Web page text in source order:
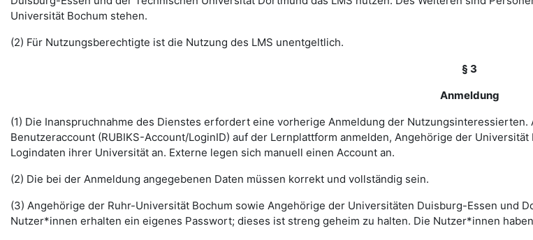
Universität Bochum stehen.
(2) Für Nutzungsberechtigte ist die Nutzung des LMS unentgeltlich.
§ 3
Anmeldung
(1) Die Inanspruchnahme des Dienstes erfordert eine vorherige Anmeldung der
Benutzeraccount (RUBIKS-Account/LoginID) auf der Lernplattform anmelden, Angehörige der
Logindaten ihrer Universität an. Externe legen sich manuell einen Account an.
(2) Die bei der Anmeldung angegebenen Daten müssen korrekt und vollständig sein.
(3) Angehörige der Ruhr-Universität Bochum sowie Angehörige der Universitäten Duisburg-Essen und
Nutzer*innen erhalten ein eigenes Passwort; dieses ist streng geheim zu halten. Die Nutzer*innen